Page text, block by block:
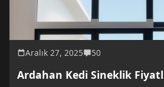
Aralık 27, 2025 50
Ardahan Kedi Sineklik